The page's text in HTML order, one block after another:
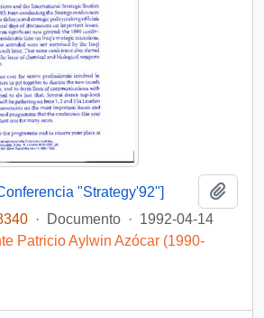
"Strategy'92"]
· Documento · 1992-04-14
Patricio Aylwin Azócar (1990-